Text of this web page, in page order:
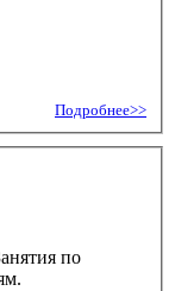
Подробнее>>
по